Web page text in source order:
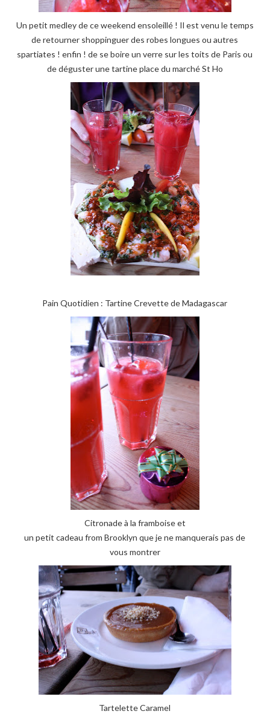
Un petit medley de ce weekend ensoleillé ! Il est venu le temps
de retourner shoppinguer des robes longues ou autres
spartiates ! enfin ! de se boire un verre sur les toits de Paris ou
de déguster une tartine place du marché St Ho
Pain Quotidien : Tartine Crevette de Madagascar
Citronade à la framboise et
un petit cadeau from Brooklyn que je ne manquerais pas de
vous montrer
Tartelette Caramel